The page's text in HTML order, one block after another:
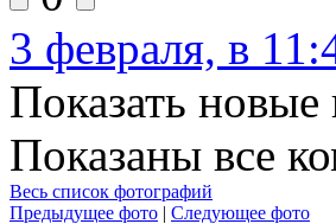
3 февраля, в
Показать
Показаны все
Весь список фотографий
Предыдущее фото | Следующее фото